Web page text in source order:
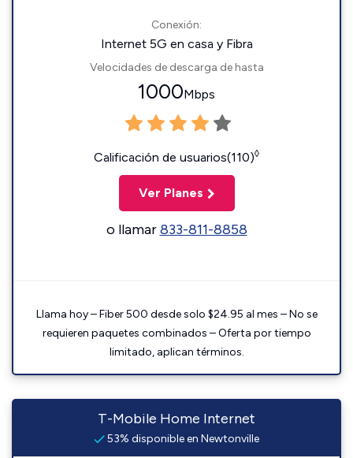
Conexión:
Internet 5G en casa y Fibra
Velocidades de descarga de hasta
1000Mbps
Calificación de usuarios(110)◊
Ver Planes
o llamar833-811-8858
Llama hoy – Fiber 500 desde solo $24.95 al mes – No se
requieren paquetes combinados – Oferta por tiempo
limitado, aplican términos.
T-Mobile Home Internet
53% disponible en Newtonville